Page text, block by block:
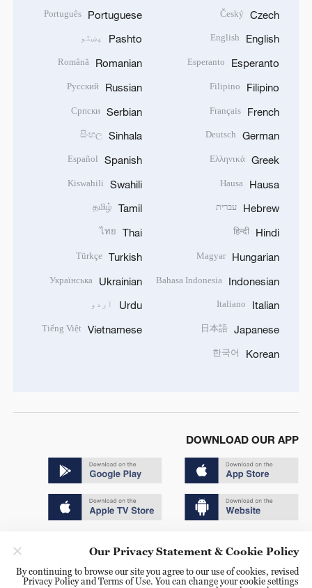
Czech
Český
English
English
Esperanto
Esperanto
Filipino
Filipino
French
Français
German
Deutsch
Greek
Ελληνικά
Hausa
Hausa
Hebrew עברית
Hindi
हिन्दी
Hungarian
Magyar
Indonesian
Bahasa Indonesia
Italian
Italiano
Japanese
日本語
Korean
한국어
Portuguese
Português
Pashto پښتو
Romanian
Română
Russian
Русский
Serbian
Српски
Sinhala
සිංහල
Spanish
Español
Swahili
Kiswahili
Tamil
தமிழ்
Thai
ไทย
Turkish
Türkçe
Ukrainian
Українська
Urdu اردو
Vietnamese
Tiếng Việt
DOWNLOAD OUR APP
京ICP备20000184号
Our Privacy Statement & Cookie Policy
By continuing to browse our site you agree to our use of cookies, revised
Privacy Policy and Terms of Use. You can change your cookie settings